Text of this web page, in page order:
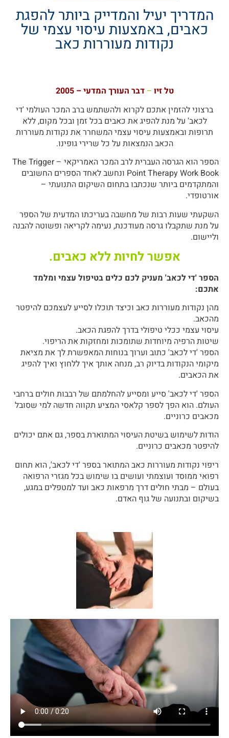
המדריך יעיל והמדייק ביותר להפגת
כאבים, באמצעות עיסוי עצמי של
נקודות מעוררות כאב
טל זיו –דבר העורך המדעי – 2005
ברצוני להזמין אתכם לקרוא ולהשתמש ברב המכר העולמי 'די
לכאב' על מנת להפיג את כאבים בכל זמן ובכל מקום, ללא
תרופות ובאמצעות עיסוי עצמי המשחרר את נקודות מעוררות
הכאב הנמצאות על כל שרירי גופינו.
הספר הוא הגרסה העברית לרב המכר האמריקאי – The Trigger
Point Therapy Work Book ונחשב לאחד הספרים החשובים
והמתקדמים ביותר שנכתבו בתחום השיקום התנועתי –
אורטופדי.
השקעתי שעות רבות של מחשבה בעריכתו המדעית של הספר
על מנת שתקבלו גרסה מעודכנת, נעימה לקריאה ופשוטה להבנה
וליישום.
אפשר לחיות ללא כאבים.
הספר 'די לכאב' מעניק לכם כלים בטיפול עצמי ומלמד
אתכם:
מהן נקודות מעוררות כאב וכיצד תוכלו לסייע לעצמכם להיפטר
מהכאב.
עיסוי עצמי ככלי טיפולי בדרך להפגת הכאב.
שיטות הרפיה מיוחדות שתומכות ומחזקות את הריפוי.
הספר 'די לכאב' כתוב וערוך בנוחות המאפשרת לך את מציאת
מיקומי הנקודות בדיוק רב, מנחה אותך איך ללחוץ ואיך להפיג
את הכאבים.
הספר 'די לכאב' סייע ומסייע להחלמתם של רבבות חולים ברחבי
העולם. הוא הפך לספר קלאסי המציע תקווה חדשה למי שסובל
מכאבים כרוניים.
הודות לשימוש בשיטת העיסוי המתוארת בספר, גם אתם יכולים
להיפטר מכאבים כרוניים.
ריפוי נקודות מעוררות כאב המתואר בספר 'די לכאב', הוא תחום
רפואי ממוסד ועוצמתי ועושים בו שימוש בכל מגזרי הרפואה
בעולם – מבתי חולים דרך מרפאות כאב ועד למטפלים במגע,
בשיקום ובתנועה של גוף האדם.